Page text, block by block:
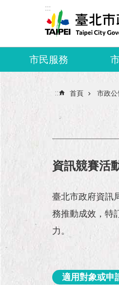
跳到主要內容區塊
:::
市民服務
::: 首頁 市政公
資訊競賽活
臺北市政府資訊
務推動成效，特
力。
適用對象或申